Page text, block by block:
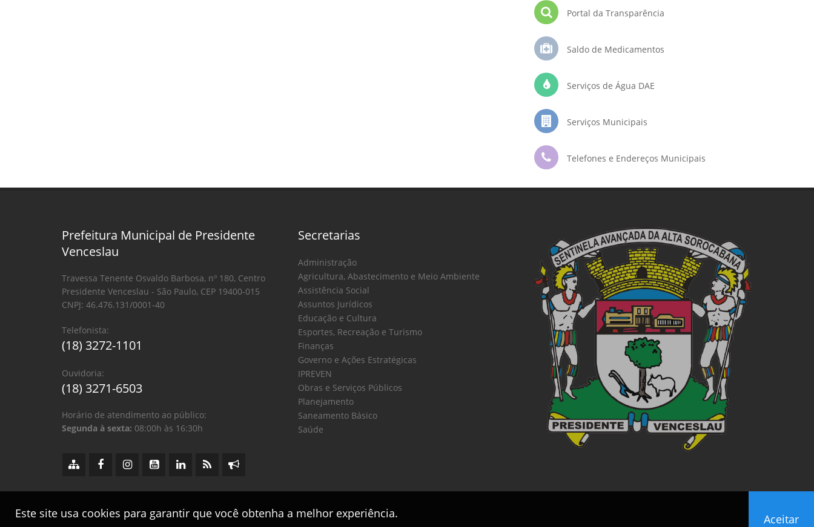
Portal da Transparência
Saldo de Medicamentos
Serviços de Água DAE
Serviços Municipais
Telefones e Endereços Municipais
Este site usa cookies para garantir que você obtenha a melhor experiência. Aceitar
Prefeitura Municipal de Presidente
Venceslau
Travessa Tenente Osvaldo Barbosa, nº 180, Centro
Presidente Venceslau - São Paulo, CEP 19400-015
CNPJ: 46.476.131/0001-40
Telefonista:
(18) 3272-1101
Ouvidoria:
(18) 3271-6503
Horário de atendimento ao público:
Segunda à sexta: 08:00h às 16:30h
Secretarias
Administração
Agricultura, Abastecimento e Meio Ambiente
Assistência Social
Assuntos Jurídicos
Educação e Cultura
Esportes, Recreação e Turismo
Finanças
Governo e Ações Estratégicas
IPREVEN
Obras e Serviços Públicos
Planejamento
Saneamento Básico
Saúde